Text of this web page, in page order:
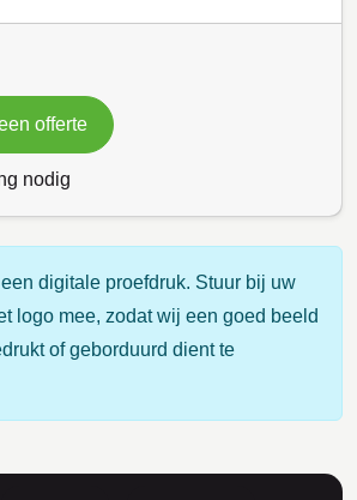
offerte
nodig
digitale proefdruk. Stuur bij uw
logo mee, zodat wij een goed beeld
of geborduurd dient te